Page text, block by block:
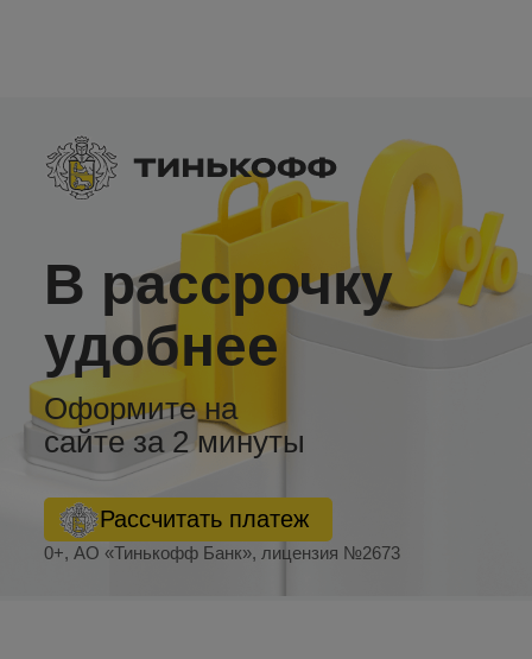
интерфейса под ваш стиль. Купите андроид-
магнитолу LC2/32 и наслаждайтесь
современными технологиями в автомобиле по
доступной цене!
В рассрочку
удобнее
Оформите на
сайте за 2 минуты
0+, АО «Тинькофф Банк», лицензия №2673
Рассчитать платеж